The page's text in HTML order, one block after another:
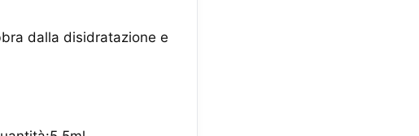
dalla disidratazione e